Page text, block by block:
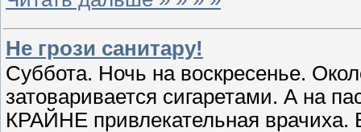
Не грози санитару!
Суббота. Ночь на воскресенье.
затоваривается сигаретами. А на
КРАЙНЕ привлекательная врачиха.